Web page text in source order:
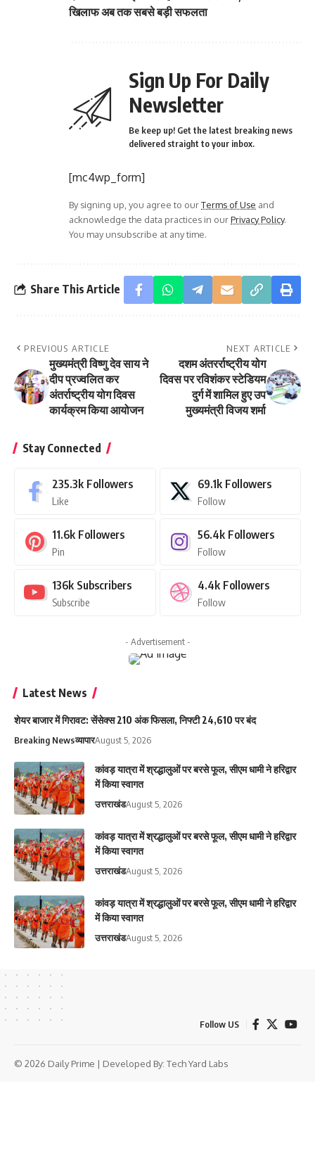
खिलाफ अब तक सबसे बड़ी सफलता
Sign Up For Daily
Newsletter
Be keep up! Get the latest breaking news
delivered straight to your inbox.
[mc4wp_form]
By signing up, you agree to ourTerms of Use and
acknowledge the data practices in ourPrivacy Policy.
You may unsubscribe at any time.
Share This Article
PREVIOUS ARTICLE
मुख्यमंत्री विष्णु देव साय ने
दीप प्रज्वलित कर
अंतर्राष्ट्रीय योग दिवस
कार्यक्रम किया आयोजन
NEXT ARTICLE
दशम अंतरर्राष्ट्रीय योग
दिवस पर रविशंकर स्टेडियम
दुर्ग में शामिल हुए उप
मुख्यमंत्री विजय शर्मा
Stay Connected
235.3k Followers
Like
69.1k Followers
Follow
11.6k Followers
Pin
56.4k Followers
Follow
136k Subscribers
Subscribe
4.4k Followers
Follow
- Advertisement -
Latest News
शेयर बाजार में गिरावट: सेंसेक्स 210 अंक फिसला, निफ्टी 24,610 पर बंद
Breaking Newsव्यापारAugust 5, 2026
कांवड़ यात्रा में श्रद्धालुओं पर बरसे फूल, सीएम धामी ने हरिद्वार
में किया स्वागत
उत्तराखंडAugust 5, 2026
कांवड़ यात्रा में श्रद्धालुओं पर बरसे फूल, सीएम धामी ने हरिद्वार
में किया स्वागत
उत्तराखंडAugust 5, 2026
कांवड़ यात्रा में श्रद्धालुओं पर बरसे फूल, सीएम धामी ने हरिद्वार
में किया स्वागत
उत्तराखंडAugust 5, 2026
Follow US
© 2026 Daily Prime | Developed By: Tech Yard Labs